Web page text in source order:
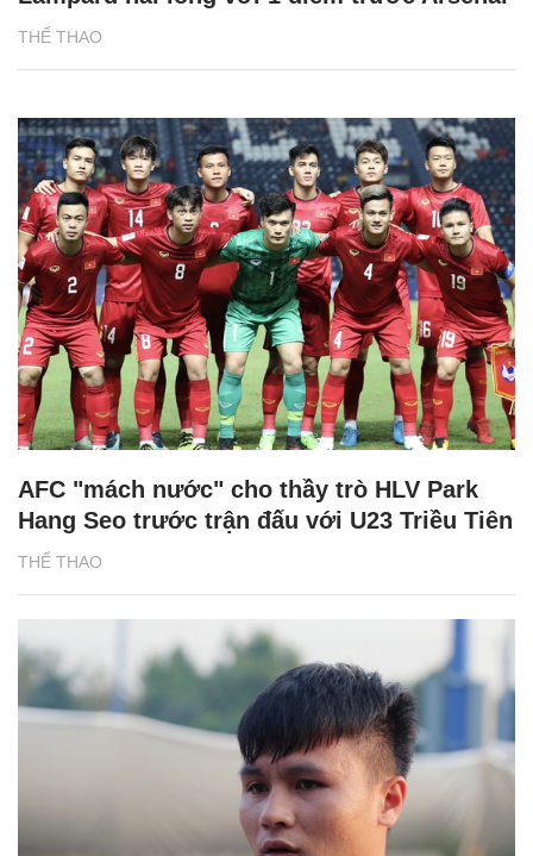
THỂ THAO
THỂ THAO
AFC "mách nước" cho thầy trò HLV Park
Hang Seo trước trận đấu với U23 Triều Tiên